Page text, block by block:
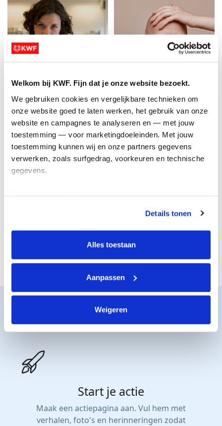
Welkom bij KWF. Fijn dat je onze website bezoekt.
We gebruiken cookies en vergelijkbare technieken om
onze website goed te laten werken, het gebruik van onze
website en campagnes te analyseren en — met jouw
toestemming — voor marketingdoeleinden. Met jouw
toestemming kunnen wij en onze partners gegevens
verwerken, zoals surfgedrag, voorkeuren en technische
gegevens.
tonen. Je kunt je toestemming op elk moment wijzigen of
intrekken via Cookie instellingen onderaan de pagina. De
lijst met cookies is te vinden in het tabblad “details”.
Details tonen
Alles toestaan
Aanpassen
Weigeren
Baanbrekend
onderzoek
Meer kans op
genezing
De juiste steun
Nieuwe
Zo werkt het
Start je actie
Maak een actiepagina aan. Vul hem met
verhalen, foto's en herinneringen zodat